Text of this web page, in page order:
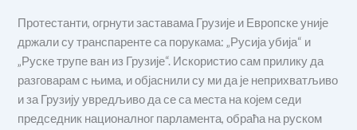
Протестанти, огрнути заставама Грузије и Европске уније
држали су транспаренте са порукама: „Русија убија“ и
„Руске трупе ван из Грузије“. Искористио сам прилику да
разговарам с њима, и објаснили су ми да је неприхватљиво
и за Грузију увредљиво да се са места на којем седи
председник националног парламента, обраћа на руском